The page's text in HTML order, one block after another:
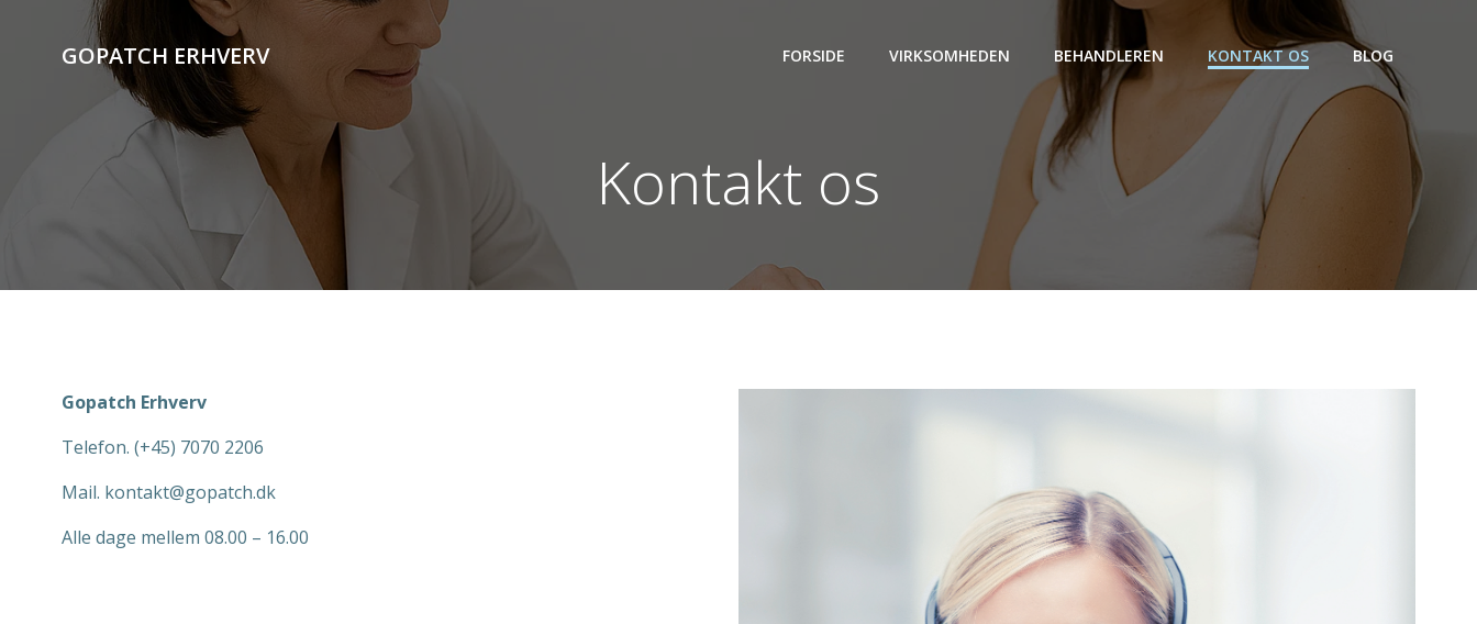
GOPATCH ERHVERV FORSIDE VIRKSOMHEDEN BEHANDLEREN KONTAKT OS BLOG
Kontakt os
Gopatch Erhverv
Telefon. (+45) 7070 2206
Mail. kontakt@gopatch.dk
Alle dage mellem 08.00 – 16.00